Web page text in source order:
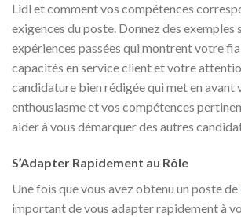
Lidl et comment vos compétences
exigences du poste. Donnez des exemples
expériences passées qui montrent votre
capacités en service client et votre
candidature bien rédigée qui met en avant
enthousiasme et vos compétences
aider à vous démarquer des autres
S’Adapter Rapidement au Rôle
Une fois que vous avez obtenu un poste de
important de vous adapter rapidement à